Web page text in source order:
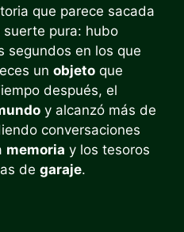
que parece sacada
pura: hubo
segundos en los que
un objeto que
después, el
y alcanzó más de
conversaciones
memoria y los tesoros
de garaje.